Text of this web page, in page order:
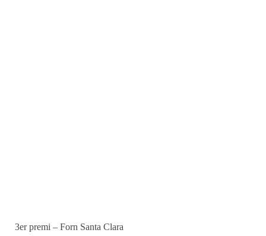
3er premi – Forn Santa Clara